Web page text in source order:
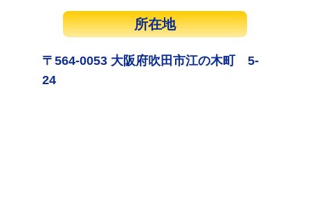
所在地
〒564-0053 大阪府吹田市江の木町 5-
24